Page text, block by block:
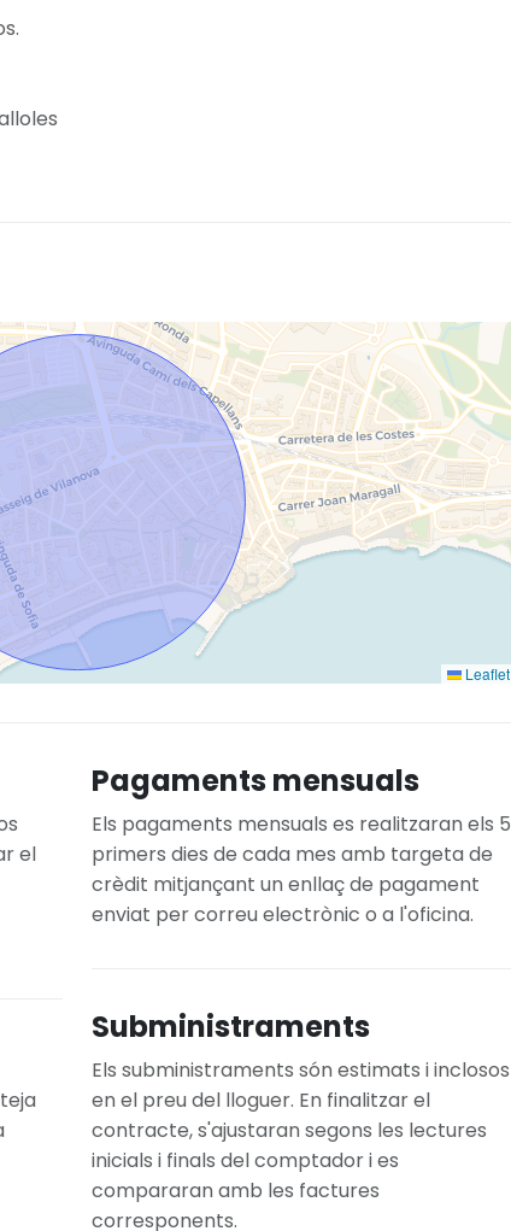
Leaflet
el
Pagaments mensuals
Els pagaments mensuals es realitzaran els 5
primers dies de cada mes amb targeta de
crèdit mitjançant un enllaç de pagament
enviat per correu electrònic o a l'oficina.
Subministraments
Els subministraments són estimats i inclosos
en el preu del lloguer. En finalitzar el
contracte, s'ajustaran segons les lectures
inicials i finals del comptador i es
compararan amb les factures
corresponents.